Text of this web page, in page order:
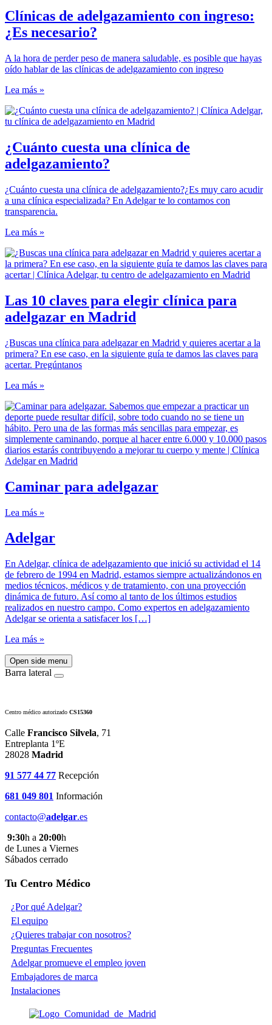
Clínicas de adelgazamiento con ingreso:
¿Es necesario?
A la hora de perder peso de manera saludable, es posible que hayas
oído hablar de las clínicas de adelgazamiento con ingreso
Lea más »
¿Cuánto cuesta una clínica de
adelgazamiento?
¿Cuánto cuesta una clínica de adelgazamiento?¿Es muy caro acudir
a una clínica especializada? En Adelgar te lo contamos con
transparencia.
Lea más »
Las 10 claves para elegir clínica para
adelgazar en Madrid
¿Buscas una clínica para adelgazar en Madrid y quieres acertar a la
primera? En ese caso, en la siguiente guía te damos las claves para
acertar. Pregúntanos
Lea más »
Caminar para adelgazar
Lea más »
Adelgar
En Adelgar, clínica de adelgazamiento que inició su actividad el 14
de febrero de 1994 en Madrid, estamos siempre actualizándonos en
medios técnicos, médicos y de tratamiento, con una proyección
dinámica de futuro. Así como al tanto de los últimos estudios
realizados en nuestro campo. Como expertos en adelgazamiento
Adelgar se orienta a satisfacer los […]
Lea más »
Open side menu
Barra lateral
Centro médico autorizado CS15360
Calle Francisco Silvela, 71
Entreplanta 1ºE
28028 Madrid
91 577 44 77 Recepción
681 049 801 Información
contacto@adelgar.es
9:30h a 20:00h
de Lunes a Viernes
Sábados cerrado
Tu Centro Médico
¿Por qué Adelgar?
El equipo
¿Quieres trabajar con nosotros?
Preguntas Frecuentes
Adelgar promueve el empleo joven
Embajadores de marca
Instalaciones